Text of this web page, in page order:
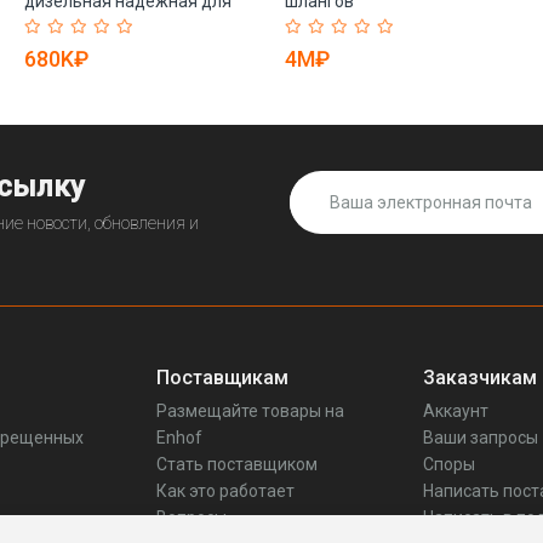
судов (арт. 25-19081286)
680K₽
взрывозащищенная 4 (арт.
25-19080990)
4M₽
новости, обновления и
Поставщикам
Размещайте товары на
Enhof
Стать поставщиком
Как это работает
Вопросы
Заказчикам
Аккаунт
Ваши запросы
Споры
Написать
Написать в